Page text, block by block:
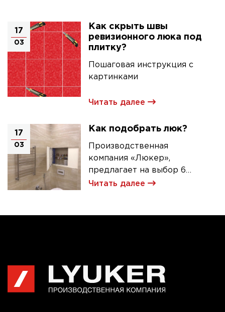
17
03
Как скрыть швы
ревизионного люка под
плитку?
Пошаговая инструкция с
картинками
Читать далее
17
03
Как подобрать люк?
Производственная
компания «Люкер»,
предлагает на выбор 6
моделей ревизионных
Читать далее